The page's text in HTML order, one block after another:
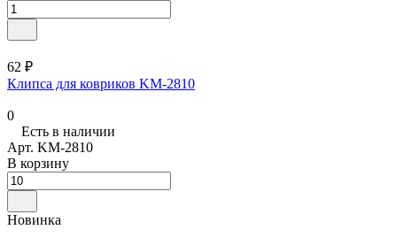
62 ₽
Клипса для ковриков KM-2810
0
Есть в наличии
Арт. KM-2810
В корзину
Новинка